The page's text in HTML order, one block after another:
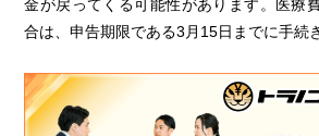
金が戻ってくる可能性があります。医療
合は、申告期限である3月15日までに手続